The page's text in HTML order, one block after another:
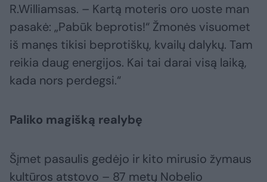
R.Williamsas. – Kartą moteris oro uoste man
pasakė: „Pabūk beprotis!“ Žmonės visuomet
iš manęs tikisi beprotiškų, kvailų dalykų. Tam
reikia daug energijos. Kai tai darai visą laiką,
kada nors perdegsi.“
Paliko magišką realybę
Šįmet pasaulis gedėjo ir kito mirusio žymaus
kultūros atstovo – 87 metų Nobelio